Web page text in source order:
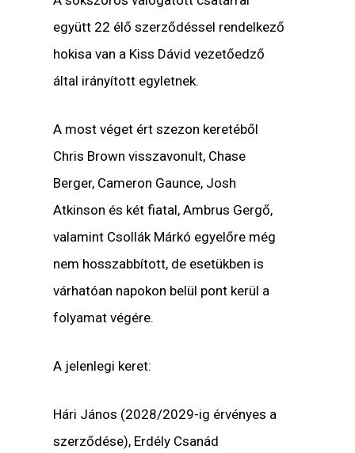
együtt 22 élő szerződéssel rendelkező
hokisa van a Kiss Dávid vezetőedző
által irányított egyletnek.
A most véget ért szezon keretéből
Chris Brown visszavonult, Chase
Berger, Cameron Gaunce, Josh
Atkinson és két fiatal, Ambrus Gergő,
valamint Csollák Márkó egyelőre még
nem hosszabbított, de esetükben is
várhatóan napokon belül pont kerül a
folyamat végére.
A jelenlegi keret:
Hári János (2028/2029-ig érvényes a
szerződése), Erdély Csanád